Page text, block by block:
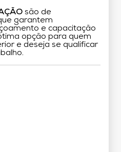
são de
garantem
e capacitação
opção para quem
e deseja se qualificar